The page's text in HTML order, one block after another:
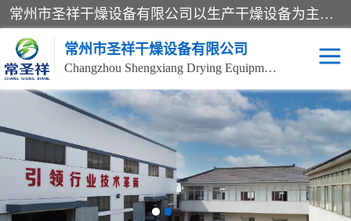
常州市圣祥干燥设备有限公司以生产干燥设备为主导产品，提供：干燥设备、干燥机、混合机、气流干燥机、烘箱、热风循环烘箱、沸腾干燥机、烘干机、喷雾干燥机等产品的生产、制造与销售服务。
常州市圣祥干燥设备有限公司
Changzhou Shengxiang Drying Equipment Co. , Ltd.
单锥真空干燥机 双锥真空干燥机
气流干燥机 滚筒刮板干燥机
干燥机 闪蒸干燥机